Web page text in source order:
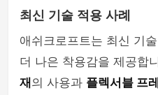
최신 기술 적용 사례
애쉬크로프트는 최신 기
더 나은 착용감을 제공합
재 의 사용과 플렉서블 프